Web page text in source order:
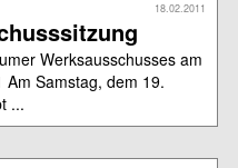
18.02.2011
Werksausschusses am
Am Samstag, dem 19.
...